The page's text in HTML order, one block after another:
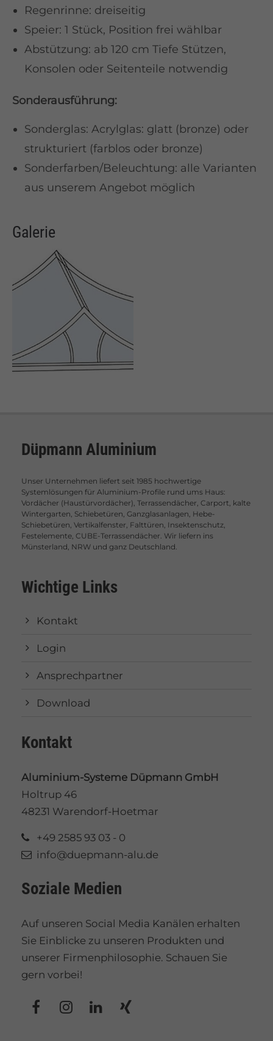
Regenrinne: dreiseitig
Speier: 1 Stück, Position frei wählbar
Abstützung: ab 120 cm Tiefe Stützen,
Konsolen oder Seitenteile notwendig
Sonderausführung:
Sonderglas: Acrylglas: glatt (bronze) oder
strukturiert (farblos oder bronze)
Sonderfarben/Beleuchtung: alle Varianten
aus unserem Angebot möglich
Galerie
Düpmann Aluminium
Unser Unternehmen liefert seit 1985 hochwertige
Systemlösungen für Aluminium-Profile rund ums Haus:
Vordächer (Haustürvordächer), Terrassendächer, Carport, kalte
Wintergarten, Schiebetüren, Ganzglasanlagen, Hebe-
Schiebetüren, Vertikalfenster, Falttüren, Insektenschutz,
Festelemente, CUBE-Terrassendächer. Wir liefern ins
Münsterland, NRW und ganz Deutschland.
Wichtige Links
Kontakt
Login
Ansprechpartner
Download
Kontakt
Aluminium-Systeme Düpmann GmbH
Holtrup 46
48231 Warendorf-Hoetmar
+49 2585 93 03 - 0
info@duepmann-alu.de
Soziale Medien
Auf unseren Social Media Kanälen erhalten
Sie Einblicke zu unseren Produkten und
unserer Firmenphilosophie. Schauen Sie
gern vorbei!